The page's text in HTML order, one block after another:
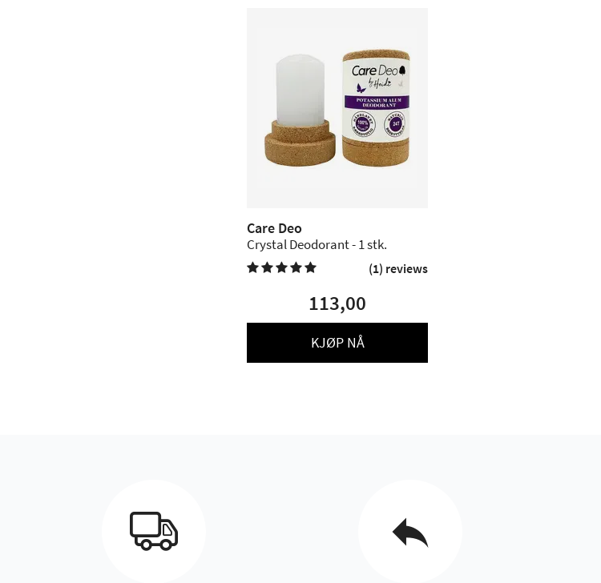
Care Deo
Crystal Deodorant - 1 stk.
 (1) reviews
113,00
KJØP NÅ